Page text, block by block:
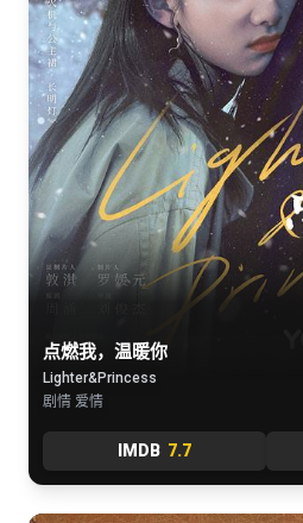
点燃我，温暖你
Lighter&Princess
剧情 爱情
IMDB 7.7